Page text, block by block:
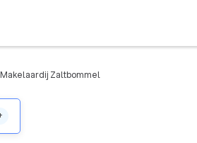
Zaltbommel